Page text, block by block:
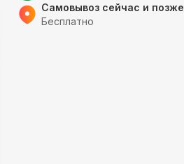
Самовывоз сейчас и позже
Бесплатно